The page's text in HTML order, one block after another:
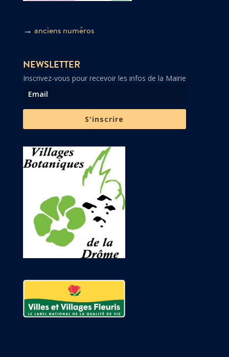
→ anciens numéros
NEWSLETTER
Inscrivez-vous pour recevoir les infos de la Mairie
S'inscrire